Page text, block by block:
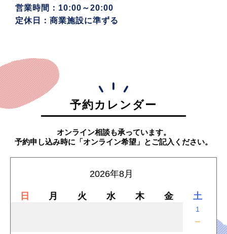
営業時間：10:00～20:00
定休日：商業施設に準ずる
予約カレンダー
オンライン相談も承っています。
予約申し込み時に「オンライン希望」とご記入ください。
2026年8月
日 月 火 水 木 金 土
1
－